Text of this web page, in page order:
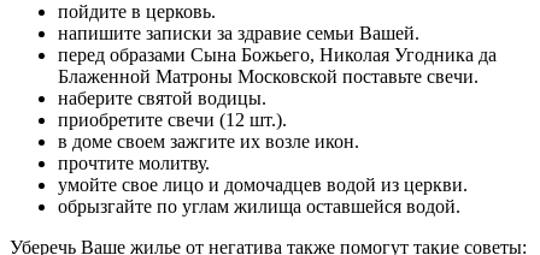
пойдите в церковь.
напишите записки за здравие семьи Вашей.
перед образами Сына Божьего, Николая Угодника да
Блаженной Матроны Московской поставьте свечи.
наберите святой водицы.
приобретите свечи (12 шт.).
в доме своем зажгите их возле икон.
прочтите молитву.
умойте свое лицо и домочадцев водой из церкви.
обрызгайте по углам жилища оставшейся водой.
Уберечь Ваше жилье от негатива также помогут такие советы: